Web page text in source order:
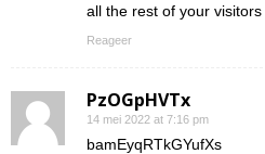
all the rest of your
Reageer
PzOGpHVTx
14 mei 2022 at 7:16 pm
bamEyqRTkGYufXs